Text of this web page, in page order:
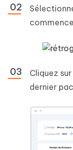
Cliquez
dernier